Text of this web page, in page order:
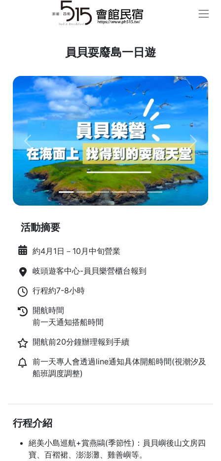
員貝耍廢島一日遊
Previous Next
活動摘要
約4月1日－10月中旬營業
岐頭遊客中心-員貝樂營櫃台報到
行程約7-8小時
開航時間
前一天通知搭船時間
開航前20分鐘辦理報到手續
前一天專人會透過line通知具体開船時間(視潮汐及
船班調度調整)
行程介紹
絕美小島巡航+賞燕鷗(季節性)：員貝嶼後山文房四
寶、百褶裙、澎澎灘、雞善嶼等。